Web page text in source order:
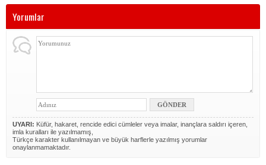
Yorumlar
UYARI: Küfür, hakaret, rencide edici cümleler veya imalar, inançlara saldırı içeren,
imla kuralları ile yazılmamış,
Türkçe karakter kullanılmayan ve büyük harflerle yazılmış yorumlar
onaylanmamaktadır.